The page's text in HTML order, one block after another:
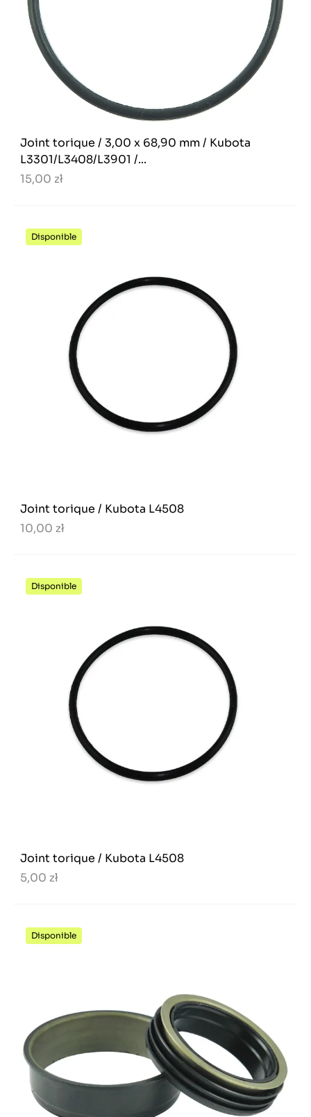
Joint torique / 3,00 x 68,90 mm / Kubota
L3301/L3408/L3901 /...
15,00 zł
Disponible
Joint torique / Kubota L4508
10,00 zł
Disponible
Joint torique / Kubota L4508
5,00 zł
Disponible